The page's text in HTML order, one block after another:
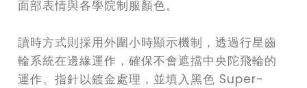
面部表情與各學院制服顏色。
讀時方式則採用外圍小時顯示機制，透過行星齒
輪系統在邊緣運作，確保不會遮擋中央陀飛輪的
運作。指針以鍍金處理，並填入黑色 Super-